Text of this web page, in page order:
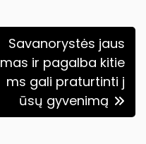
Savanorystės jaus
mas ir pagalba kitie
ms gali praturtinti j
ūsų gyvenimą